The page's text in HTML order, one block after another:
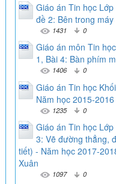
Giáo án Tin học
đề 2: Bên trong máy
1431 0
Giáo án môn Tin
1, Bài 4: Bàn phím
1406 0
Giáo án Tin học
Năm học 2015-2016
1235 0
Giáo án Tin học
3: Vẽ đường thẳng,
tiết) - Năm học 2017-
Xuân
1097 0